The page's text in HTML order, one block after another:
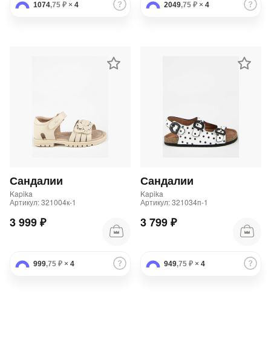
1074,75 ₽ × 4 2049,75 ₽ × 4
Сандалии
Kapika
Артикул: 321004к-1
3 999 ₽
999,75 ₽ × 4
Сандалии
Kapika
Артикул: 321034п-1
3 799 ₽
949,75 ₽ × 4